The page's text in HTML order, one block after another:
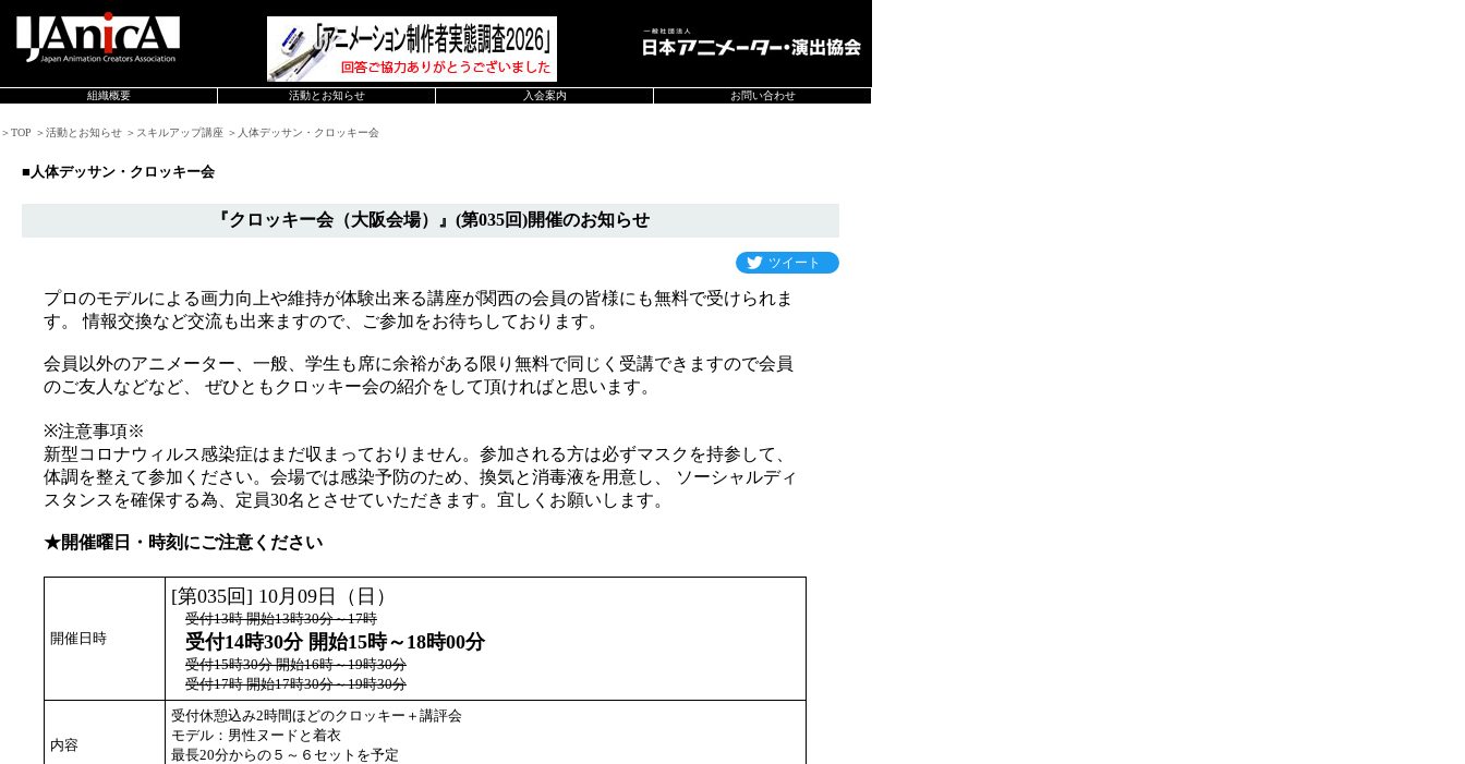
組織概要 活動とお知らせ 入会案内 お問い合わせ
＞TOP ＞活動とお知らせ ＞スキルアップ講座 ＞人体デッサン・クロッキー会
■人体デッサン・クロッキー会
『クロッキー会（大阪会場）』(第035回)開催のお知らせ
ツイート
プロのモデルによる画力向上や維持が体験出来る講座が関西の会員の皆様にも無料で受けられま
す。 情報交換など交流も出来ますので、ご参加をお待ちしております。
会員以外のアニメーター、一般、学生も席に余裕がある限り無料で同じく受講できますので会員
のご友人などなど、 ぜひともクロッキー会の紹介をして頂ければと思います。
※注意事項※
新型コロナウィルス感染症はまだ収まっておりません。参加される方は必ずマスクを持参して、
体調を整えて参加ください。会場では感染予防のため、換気と消毒液を用意し、 ソーシャルディ
スタンスを確保する為、定員30名とさせていただきます。宜しくお願いします。
★開催曜日・時刻にご注意ください
開催日時
[第035回] 10月09日（日）
受付13時 開始13時30分～17時
受付14時30分 開始15時～18時00分
受付15時30分 開始16時～19時30分
受付17時 開始17時30分～19時30分
内容
受付休憩込み2時間ほどのクロッキー＋講評会
モデル：男性ヌードと着衣
最長20分からの５～６セットを予定